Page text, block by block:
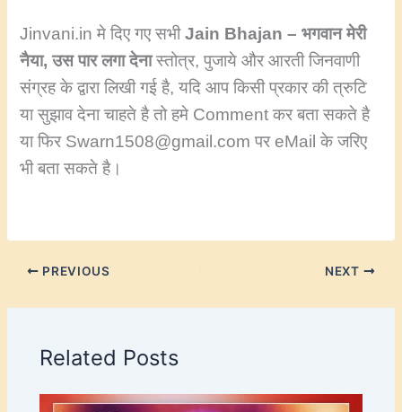
Jinvani.in मे दिए गए सभीJain Bhajan – भगवान मेरी
नैया, उस पार लगा देनास्तोत्र, पुजाये और आरती जिनवाणी
संग्रह के द्वारा लिखी गई है, यदि आप किसी प्रकार की त्रुटि
या सुझाव देना चाहते है तो हमे Comment कर बता सकते है
या फिर Swarn1508@gmail.com पर eMail के जरिए
भी बता सकते है।
PREVIOUS NEXT
Related Posts